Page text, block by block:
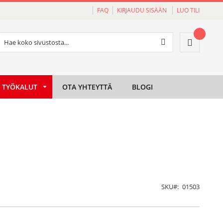
FAQ KIRJAUDU SISÄÄN LUO TILI
Ostoskori
Haku
TYÖKALUT OTA YHTEYTTÄ BLOGI
SKU 01503